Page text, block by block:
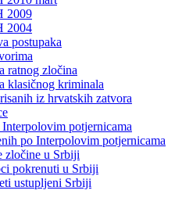
2009
2004
postupaka
ratnog zločina
klasičnog kriminala
iz hrvatskih zatvora
Interpolovim potjernicama
po Interpolovim potjernicama
zločine u Srbiji
pokrenuti u Srbiji
ustupljeni Srbiji